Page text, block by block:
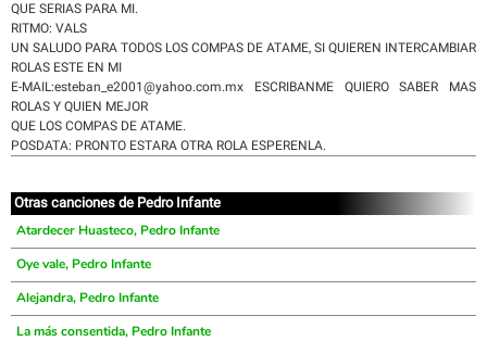
QUE SERIAS PARA MI.
RITMO: VALS
UN SALUDO PARA TODOS LOS COMPAS DE ATAME, SI QUIEREN INTERCAMBIAR
ROLAS ESTE EN MI
E-MAIL:esteban_e2001@yahoo.com.mx ESCRIBANME QUIERO SABER MAS
ROLAS Y QUIEN MEJOR
QUE LOS COMPAS DE ATAME.
POSDATA: PRONTO ESTARA OTRA ROLA ESPERENLA.
Otras canciones de Pedro Infante
Atardecer Huasteco, Pedro Infante
Oye vale, Pedro Infante
Alejandra, Pedro Infante
La más consentida, Pedro Infante